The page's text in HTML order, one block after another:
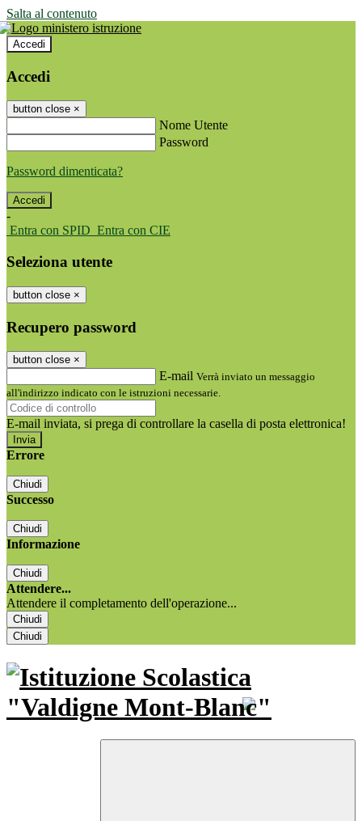
Salta al contenuto
Accedi
Accedi
button close ×
Nome Utente
Password
Password dimenticata?
-
Entra con SPID Entra con CIE
Seleziona utente
button close ×
Recupero password
button close ×
E-mail Verrà inviato un messaggio
all'indirizzo indicato con le istruzioni necessarie.
E-mail inviata, si prega di controllare la casella di posta elettronica!
Errore
Chiudi
Successo
Chiudi
Informazione
Chiudi
Attendere...
Attendere il completamento dell'operazione...
Chiudi
Chiudi